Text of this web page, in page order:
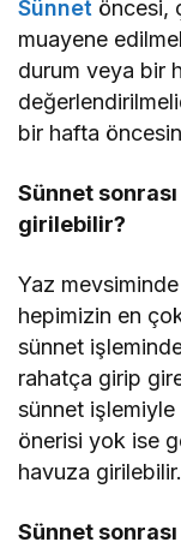
Sünnet öncesi,
muayene
durum veya bir
bir hafta
Sünnet
girilebilir?
Yaz
hepimizin en
sünnet
rahatça girip
sünnet
önerisi yok ise
havuza girilebilir.
Sünnet